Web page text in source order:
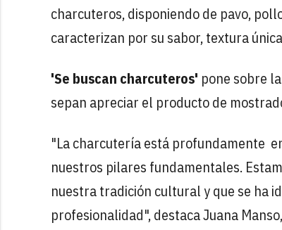
charcuteros, disponiendo de pavo,
caracterizan por su sabor, textura
'Se buscan charcuteros' pone sobre
sepan apreciar el producto de
"La charcutería está profundamente
nuestros pilares fundamentales.
nuestra tradición cultural y que se ha
profesionalidad", destaca Juana